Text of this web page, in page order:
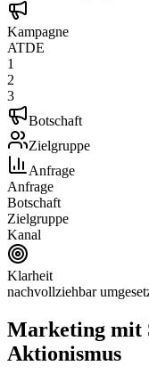
Kampagne
ATDE
1
2
3
Botschaft
Zielgruppe
Anfrage
Anfrage
Botschaft
Zielgruppe
Kanal
Klarheit
nachvollziehbar
Marketing mit
Aktionismus